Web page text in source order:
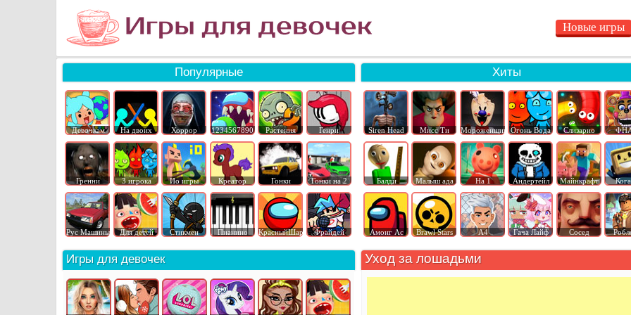
Новые игры
Популярные
Девочкам На двоих Хоррор 1234567890 Растения Генри
Гренни 3 игрока Ио игры Креатор Гонки Гонки на 2
Рус Машины Для детей Стикмен Пианино КрасныйШар Фрайдей
Хиты
Siren Head Мисс Ти Мороженщик Огонь Вода Слизарио
Балди Малыш ада На 1 Андертейл Майнкрафт
Амонг Ас Brawl Stars А4 Гача Лайф Сосед
Уход за лошадьми
Игры для девочек